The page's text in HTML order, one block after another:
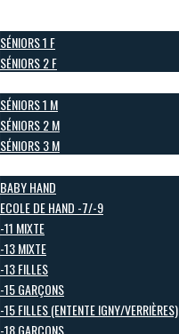
SÉNIORS 1 F
SÉNIORS 2 F
SÉNIORS 1 M
SÉNIORS 2 M
SÉNIORS 3 M
BABY HAND
ECOLE DE HAND -7/-9
-11 MIXTE
-13 MIXTE
-13 FILLES
-15 GARÇONS
-15 FILLES (ENTENTE IGNY/VERRIÈRES)
-18 GARÇONS